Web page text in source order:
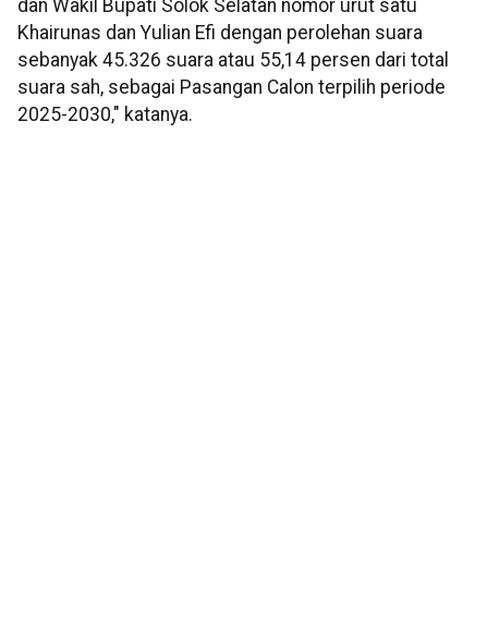
dan Wakil Bupati Solok Selatan nomor urut satu
Khairunas dan Yulian Efi dengan perolehan suara
sebanyak 45.326 suara atau 55,14 persen dari total
suara sah, sebagai Pasangan Calon terpilih periode
2025-2030," katanya.